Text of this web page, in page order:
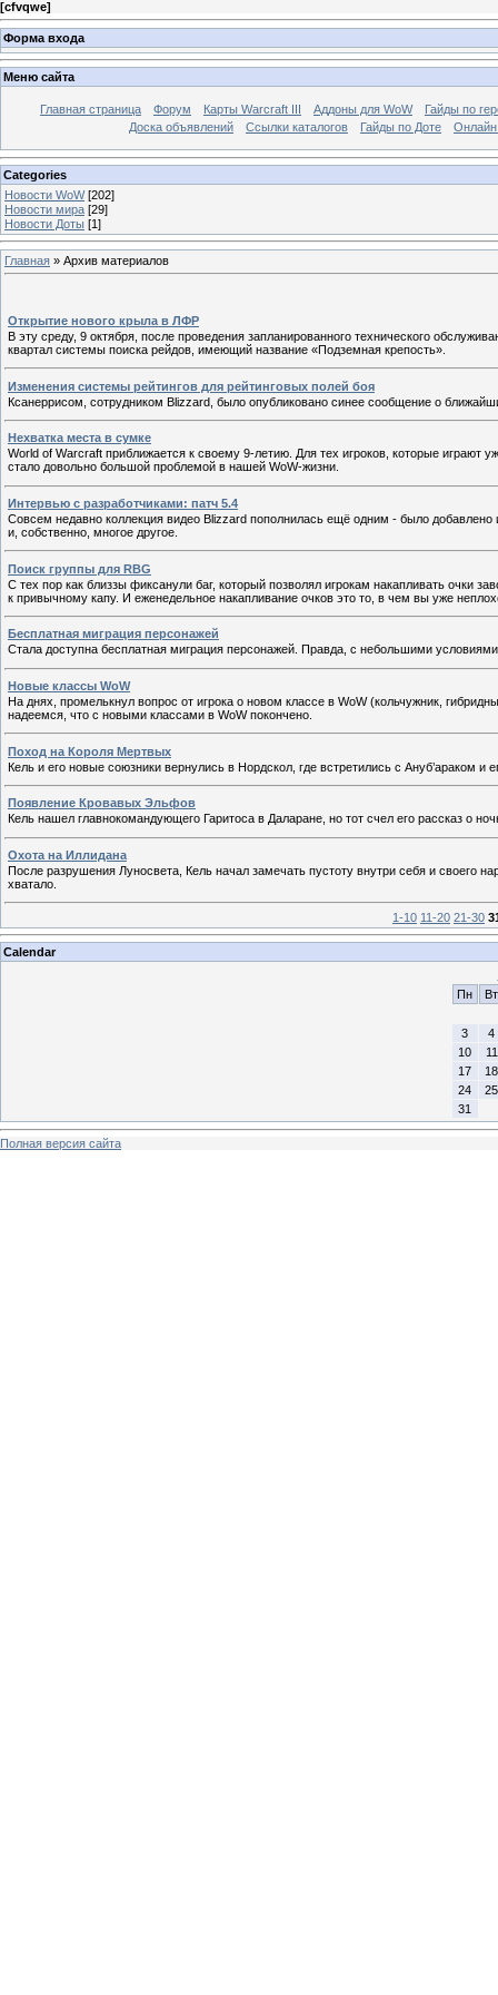
[cfvqwe]
Форма входа
Меню сайта
Главная страница Форум Карты Warcraft III Аддоны для WoW
Гайды по
Доска объявлений
Ссылки каталогов Гайды по Доте Онлайн
Categories
Новости WoW [202]
Новости мира [29]
Новости Доты [1]
Главная » Архив материалов
Открытие нового крыла в ЛФР
В эту среду, 9 октября, после проведения запланированного технического
квартал системы поиска рейдов, имеющий название «Подземная крепость».
Изменения системы рейтингов для рейтинговых полей боя
Ксанеррисом, сотрудником Blizzard, было опубликовано синее сообщение о
Нехватка места в сумке
World of Warcraft приближается к своему 9-летию. Для тех игроков, которые играют
стало довольно большой проблемой в нашей WoW-жизни.
Интервью с разработчиками: патч 5.4
Совсем недавно коллекция видео Blizzard пополнилась ещё одним - было
и, собственно, многое другое.
Поиск группы для RBG
С тех пор как близзы фиксанули баг, который позволял игрокам накапливать очки
к привычному капу. И еженедельное накапливание очков это то, в чем вы уже
Бесплатная миграция персонажей
Стала доступна бесплатная миграция персонажей. Правда, с небольшими
Новые классы WoW
На днях, промелькнул вопрос от игрока о новом классе в WoW (кольчужник,
надеемся, что с новыми классами в WoW покончено.
Поход на Короля Мертвых
Кель и его новые союзники вернулись в Нордскол, где встретились с Aнуб’араком
Появление Кровавых Эльфов
Кель нашел главнокомандующего Гаритоса в Даларане, но тот счел его рассказ о
Охота на Иллидана
После разрушения Луносвета, Кель начал замечать пустоту внутри себя и своего
хватало.
1-10 11-20 21-30
Calendar
Пн
Вт
3
4
10
11
17
18
24
25
31
Полная версия сайта